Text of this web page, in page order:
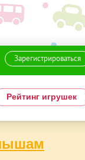
Зарегистрироваться
Рейтинг игрушек